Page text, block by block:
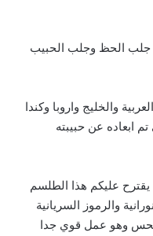
جلب الحظ وجلب الحبيب
والخليج واروبا وكندا
ابعاده عن حبيبته
عليكم هذا الطلسم
والرموز السريانية
وهو عمل قوي جدا